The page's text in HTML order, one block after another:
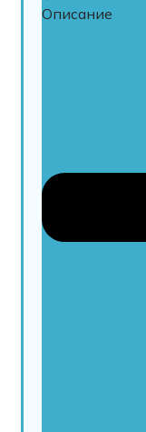
Описание